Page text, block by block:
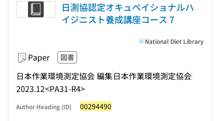
日測協認定オキュペイショナルハ
イジニスト養成講座コース 7
Paper 図書
日本作業環境測定協会 編集日本作業環境測定協会
2023.12<PA31-R4>
National Diet Library
Author Heading (ID) 00294490